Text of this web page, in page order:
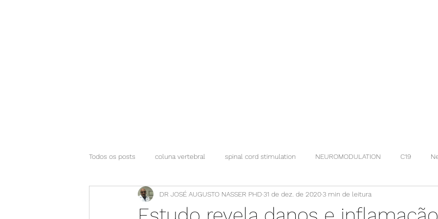
Todos os posts coluna vertebral spinal cord stimulation NEUROMODULATION C19
DR JOSÉ AUGUSTO NASSER PHD 31 de dez. de 20203 min de leitura